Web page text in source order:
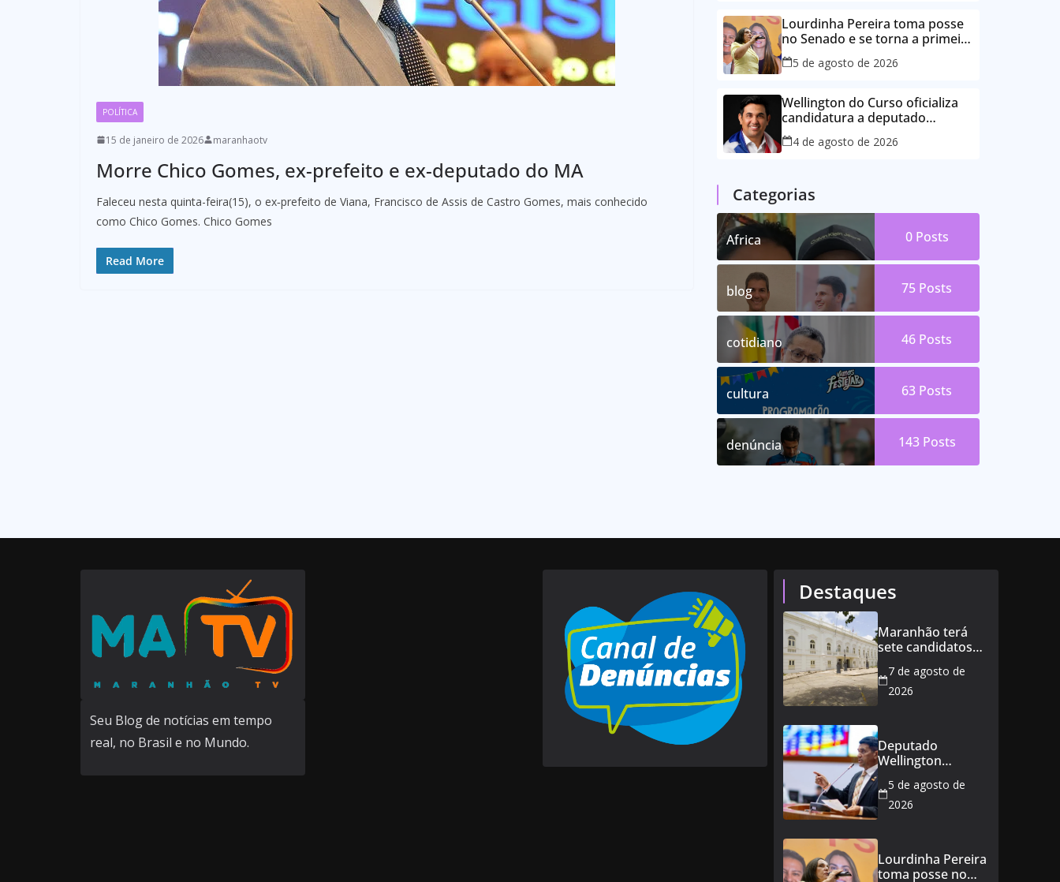
POLÍTICA
15 de janeiro de 2026 maranhaotv
Morre Chico Gomes, ex-prefeito e ex-deputado do MA
Faleceu nesta quinta-feira(15), o ex‑prefeito de Viana, Francisco de Assis de Castro Gomes, mais conhecido
como Chico Gomes. Chico Gomes
Read More
Lourdinha Pereira toma posse
no Senado e se torna a primeira
senadora de Coroatá
5 de agosto de 2026
Wellington do Curso oficializa
candidatura a deputado
estadual e reafirma
compromisso com o povo do
4 de agosto de 2026
Categorias
Africa 0 Posts
blog 75 Posts
cotidiano 46 Posts
cultura 63 Posts
denúncia 143 Posts
Seu Blog de notícias em tempo
real, no Brasil e no Mundo.
Destaques
Maranhão terá
sete candidatos
ao Senado
7 de agosto de
2026
Deputado
Wellington
de 21,7% para
todos os
aposentados do
Maranhão
5 de agosto de
2026
Lourdinha Pereira
toma posse no